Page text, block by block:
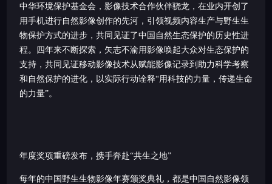
中华环境保护基金会，影像技术合作伙伴骁龙，在业内开创了
用手机进行自然影像创作的先河，引领视频内容生产与野生生
物保护方式的进步，共同见证了中国自然生态保护的历史性进
程。四年来不断探索，矢志不渝用影像唤起大众对生态保护的
支持，共同见证移动影像技术从赋能影像记录到助力科学考察
和自然保护的进化，以实际行动诠释“用科技的力量，传递生命
的力量”。
年度奖项重磅发布，携手奔赴“共生之地”
每年的中国野生生物影像年赛颁奖典礼，都是中国自然影像领